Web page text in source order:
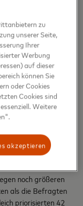
Als
hervorgehoben.
dass sich
Für 32 Prozent
Wert
den Deutschen
besonders wichtig.
Eltern und Kindern
noch größeren
als die Befragten
priorisierten 42
zu
unserer Seite,
Ihrer
Werbung
auf dieser
können Sie
oder Cookies
Cookies sind
Weitere
akzeptieren